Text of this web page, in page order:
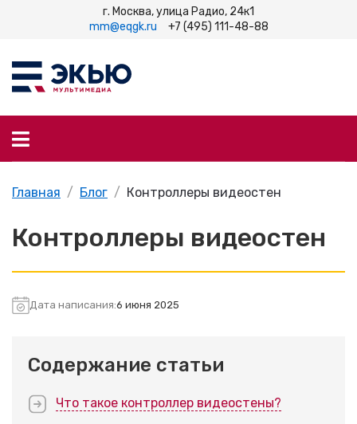
г. Москва, улица Радио, 24к1
mm@eqgk.ru
+7 (495) 111-48-88
Главная Блог Контроллеры видеостен
Контроллеры видеостен
Дата написания:6 июня 2025
Содержание статьи
Что такое контроллер видеостены?